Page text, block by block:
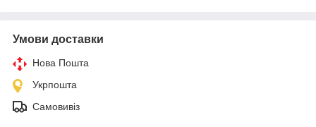
Умови доставки
Нова Пошта
Укрпошта
Самовивіз